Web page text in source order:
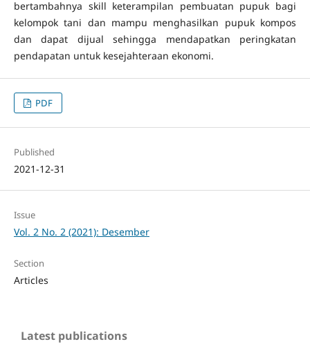
bertambahnya skill keterampilan pembuatan pupuk bagi
kelompok tani dan mampu menghasilkan pupuk kompos
dan dapat dijual sehingga mendapatkan peringkatan
pendapatan untuk kesejahteraan ekonomi.
PDF
Published
2021-12-31
Issue
Vol. 2 No. 2 (2021): Desember
Section
Articles
Latest publications